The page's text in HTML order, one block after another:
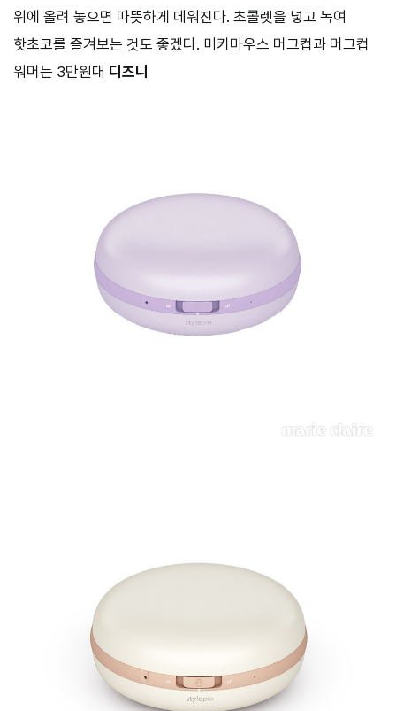
위에 올려 놓으면 따뜻하게 데워진다. 초콜렛을 넣고 녹여
핫초코를 즐겨보는 것도 좋겠다. 미키마우스 머그컵과 머그컵
워머는 3만원대 디즈니